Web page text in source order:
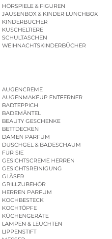
HÖRSPIELE & FIGUREN
JAUSENBOX & KINDER LUNCHBOX
KINDERBÜCHER
| KINDERGARTENBEUTEL
KUSCHELTIERE
SCHULTASCHEN
WEIHNACHTSKINDERBÜCHER
AUGENCREME
AUGENMAKEUP ENTFERNER
BADTEPPICH
BADEMÄNTEL
BEAUTY GESCHENKE
BETTDECKEN
DAMEN PARFUM
DUSCHGEL & BADESCHAUM
FÜR SIE
GESICHTSCREME HERREN
GESICHTSREINIGUNG
GLÄSER
GRILLZUBEHÖR
HERREN PARFUM
KOCHBESTECK
KOCHTÖPFE
KÜCHENGERÄTE
LAMPEN & LEUCHTEN
LIPPENSTIFT